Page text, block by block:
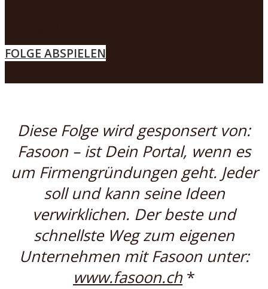
FOLGE ABSPIELEN
Diese Folge wird gesponsert von:
Fasoon – ist Dein Portal, wenn es
um Firmengründungen geht. Jeder
soll und kann seine Ideen
verwirklichen. Der beste und
schnellste Weg zum eigenen
Unternehmen mit Fasoon unter:
www.fasoon.ch *